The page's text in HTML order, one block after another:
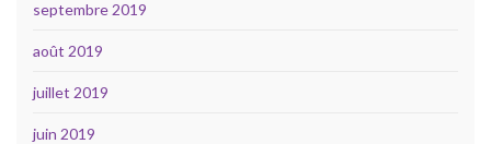
septembre 2019
août 2019
juillet 2019
juin 2019